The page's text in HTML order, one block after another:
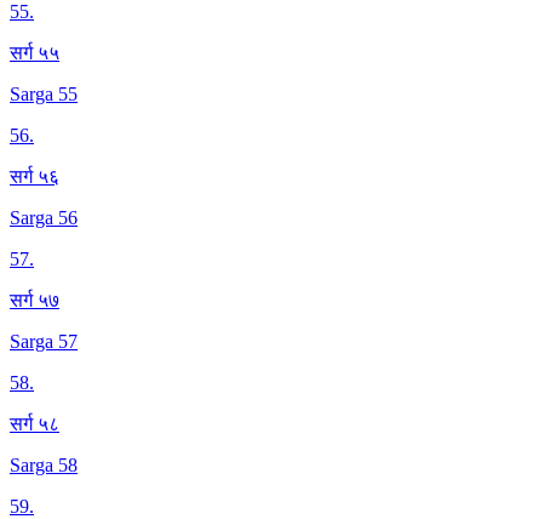
55.
सर्ग ५५
Sarga 55
56.
सर्ग ५६
Sarga 56
57.
सर्ग ५७
Sarga 57
58.
सर्ग ५८
Sarga 58
59.